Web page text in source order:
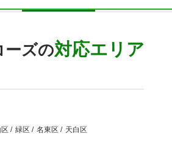
ーズの対応エリア
/ 緑区 / 名東区 / 天白区